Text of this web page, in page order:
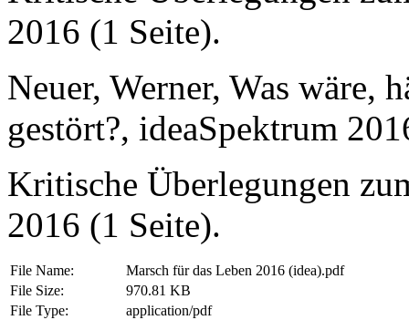
2016 (1 Seite).
Neuer, Werner, Was wäre,
gestört?, ideaSpektrum
Kritische Überlegungen
2016 (1 Seite).
File Name:
Marsch für das Leben 2016 (idea).pdf
File Size:
970.81 KB
File Type:
application/pdf